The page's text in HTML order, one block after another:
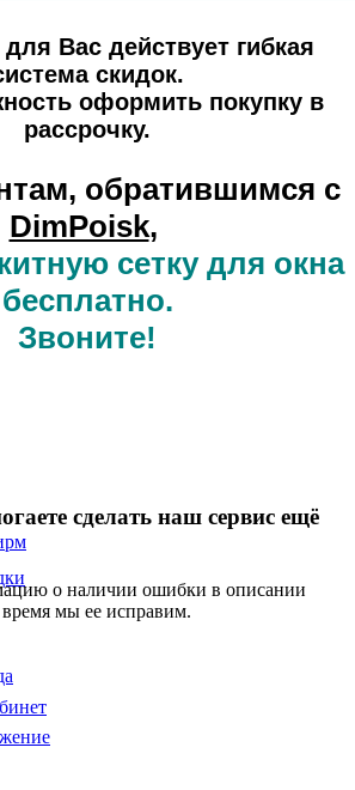
Вас действует гибкая
скидок.
оформить покупку в
рассрочку.
обратившимся с
DimPoisk,
сетку для окна
бесплатно.
Звоните!
сделать наш сервис ещё
о наличии ошибки в описании
мы ее исправим.